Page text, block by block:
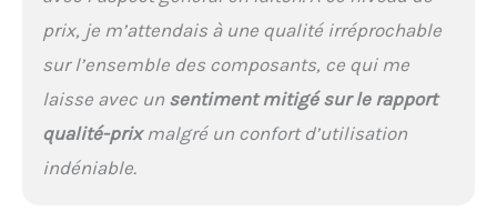
Wallenhorst, vous pouvez
nous contacter pour toute
au numéro : +49 (0) 5407-
81529-0-3.
prix, je m’attendais à une qualité irréprochable
sur l’ensemble des composants, ce qui me
laisse avec un sentiment mitigé sur le rapport
qualité-prixmalgré un confort d’utilisation
indéniable.